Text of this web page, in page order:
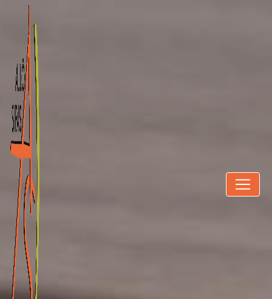
Panneau de gestion des cookies